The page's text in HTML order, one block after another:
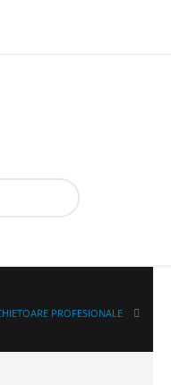
PROFESIONALE